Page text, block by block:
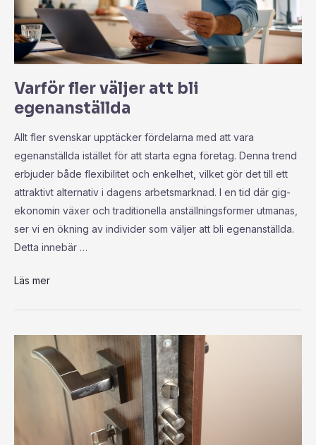
Varför fler väljer att bli
egenanställda
Allt fler svenskar upptäcker fördelarna med att vara
egenanställda istället för att starta egna företag. Denna trend
erbjuder både flexibilitet och enkelhet, vilket gör det till ett
attraktivt alternativ i dagens arbetsmarknad. I en tid där gig-
ekonomin växer och traditionella anställningsformer utmanas,
ser vi en ökning av individer som väljer att bli egenanställda.
Detta innebär …
Läs mer